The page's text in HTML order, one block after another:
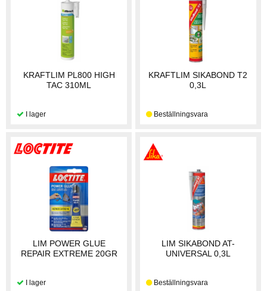
KRAFTLIM PL800 HIGH
TAC 310ML
KRAFTLIM SIKABOND T2
0,3L
LIM POWER GLUE
REPAIR EXTREME 20GR
LIM SIKABOND AT-
UNIVERSAL 0,3L